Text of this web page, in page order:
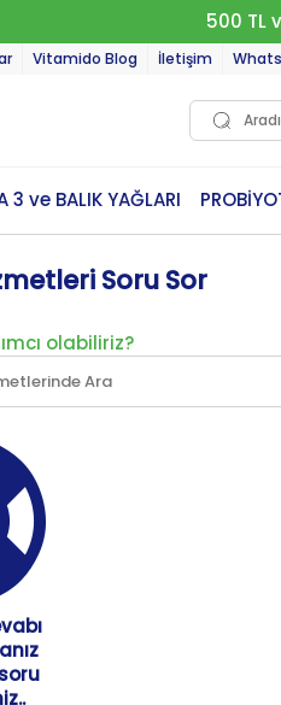
500 TL
Vitamido Blog İletişim
3 ve BALIK YAĞLARI
Soru Sor
olabiliriz?